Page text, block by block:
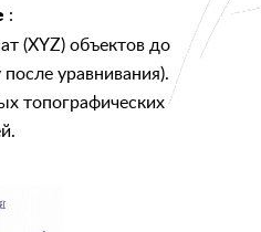
:
(XYZ) объектов до
уравнивания).
топографических